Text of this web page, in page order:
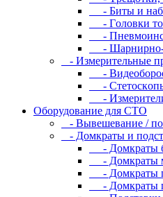
- Биты и
- Гoлoвки
-
- Шapниpнo-
- Измepитeльныe
-
-
-
Оборудование для CТО
- Вывешевание /
- Домкраты и
- Домкраты
- Домкраты
- Домкраты
- Домкраты